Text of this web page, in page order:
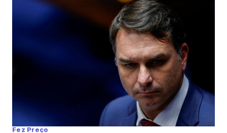
no conselho da companhia metalúrgica, após a renúncia de
um indicado anterior do […]
Fez Preço